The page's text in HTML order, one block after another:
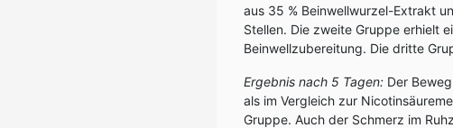
aus 35 % Beinwellwurzel-Extrakt
Stellen. Die zweite Gruppe erhielt
Beinwellzubereitung. Die dritte
Ergebnis nach 5 Tagen: Der
als im Vergleich zur
Gruppe. Auch der Schmerz im